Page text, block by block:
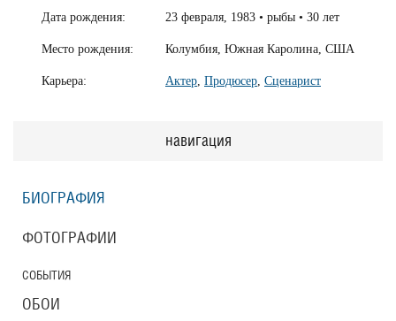
Дата рождения: 23 февраля, 1983 • рыбы • 30 лет
Место рождения: Колумбия, Южная Каролина, США
Карьера: Актер, Продюсер, Сценарист
навигация
БИОГРАФИЯ
ФОТОГРАФИИ
СОБЫТИЯ
ОБОИ